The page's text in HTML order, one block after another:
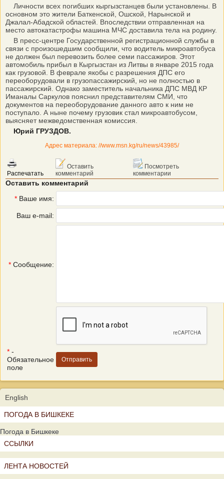
Личности всех погибших кыргызстанцев были установлены. В
основном это жители Баткенской, Ошской, Нарынской и
Джалал-Абадской областей. Впоследствии отправленная на
место автокатастрофы машина МЧС доставила тела на родину.
В пресс-центре Государственной регистрационной службы в
связи с произошедшим сообщили, что водитель микроавтобуса
не должен был перевозить более семи пассажиров. Этот
автомобиль прибыл в Кыргызстан из Литвы в январе 2015 года
как грузовой. В феврале якобы с разрешения ДПС его
переоборудовали в грузопассажирский, но не полностью в
пассажирский. Однако заместитель начальника ДПС МВД КР
Иманалы Саркулов пояснил представителям СМИ, что
документов на переоборудование данного авто к ним не
поступало. А ныне почему грузовик стал микроавтобусом,
выясняет межведомственная комиссия.
Юрий ГРУЗДОВ.
Адрес материала: //www.msn.kg/ru/news/43985/
Распечатать
Оставить
комментарий
Посмотреть
комментарии
Оставить комментарий
* Ваше имя:
Ваш e-mail:
* Сообщение:
* -
Обязательное
поле
English
ПОГОДА В БИШКЕКЕ
Погода в Бишкеке
ССЫЛКИ
ЛЕНТА НОВОСТЕЙ